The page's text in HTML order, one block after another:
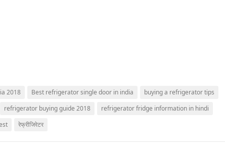
2018 Best refrigerator single door in india
buying a refrigerator tips
refrigerator buying guide 2018
refrigerator fridge information in hindi
रेफ्रीजिरेटर